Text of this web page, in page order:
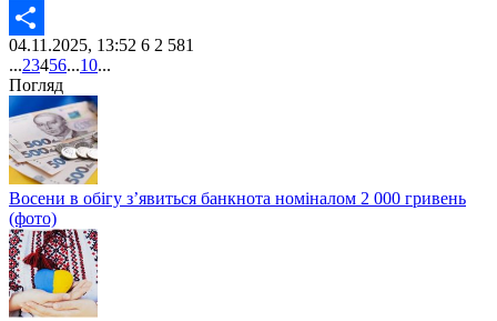
Twitter
Share
04.11.2025, 13:52 6 2 581
...23456...10...
Погляд
Восени в обігу з’явиться банкнота номіналом 2 000 гривень
(фото)